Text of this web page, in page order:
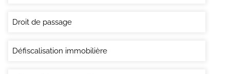
Droit de passage
Défiscalisation immobilière